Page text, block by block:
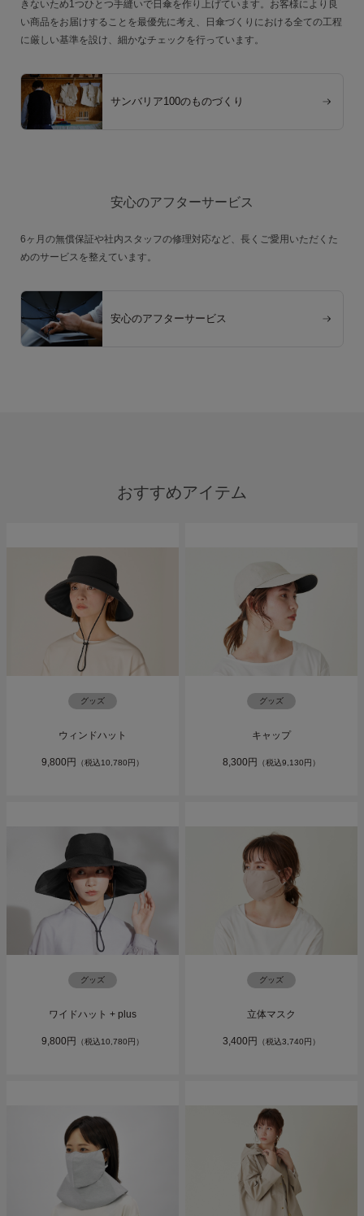
きないため1つひとつ手縫いで日傘を作り上げています。お客様により良
い商品をお届けすることを最優先に考え、日傘づくりにおける全ての工程
に厳しい基準を設け、細かなチェックを行っています。
サンバリア100のものづくり
安心のアフターサービス
6ヶ月の無償保証や社内スタッフの修理対応など、長くご愛用いただくた
めのサービスを整えています。
安心のアフターサービス
おすすめアイテム
グッズ
ウィンドハット
9,800円 （税込10,780円）
グッズ
キャップ
8,300円 （税込9,130円）
グッズ
ワイドハット + plus
9,800円 （税込10,780円）
グッズ
立体マスク
3,400円 （税込3,740円）